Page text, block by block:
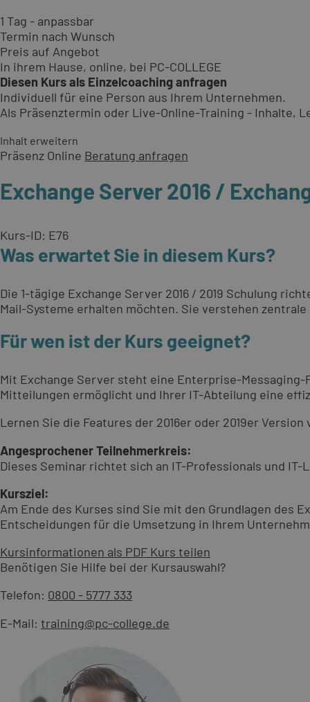
1 Tag - anpassbar
Termin nach Wunsch
Preis auf Angebot
In ihrem Hause, online, bei PC-COLLEGE
Diesen Kurs als Einzelcoaching anfragen
Individuell für eine Person aus Ihrem Unternehmen.
Als Präsenztermin oder Live-Online-Training - Inhalte,
Inhalt erweitern
Präsenz Online Beratung anfragen
Exchange Server 2016 /
Kurs-ID: E76
Was erwartet Sie in diesem Kurs?
Die 1-tägige Exchange Server 2016 / 2019 Schulung
Mail-Systeme erhalten möchten. Sie verstehen
Für wen ist der Kurs geeignet?
Mit Exchange Server steht eine Enterprise-
Mitteilungen ermöglicht und Ihrer IT-Abteilung eine
Lernen Sie die Features der 2016er oder 2019er
Angesprochener Teilnehmerkreis:
Dieses Seminar richtet sich an IT-Professionals und
Kursziel:
Am Ende des Kurses sind Sie mit den Grundlagen des
Entscheidungen für die Umsetzung in Ihrem
Kursinformationen als PDF Kurs teilen
Benötigen Sie Hilfe bei der Kursauswahl?
Telefon: 0800 - 5777 333
E-Mail: training@pc-college.de